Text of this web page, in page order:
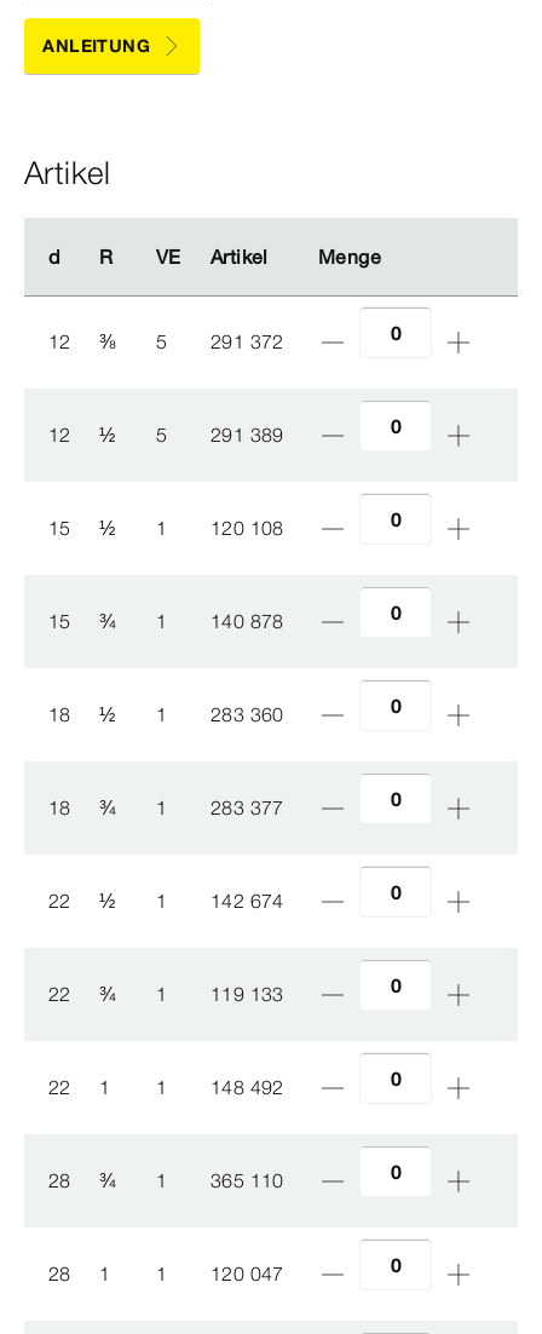
ANLEITUNG
Artikel
d R VE Artikel Menge
d R VE Artikel Menge
12 ⅜ 5 291 372
12 ½ 5 291 389
15 ½ 1 120 108
15 ¾ 1 140 878
18 ½ 1 283 360
18 ¾ 1 283 377
22 ½ 1 142 674
22 ¾ 1 119 133
22 1 1 148 492
28 ¾ 1 365 110
28 1 1 120 047